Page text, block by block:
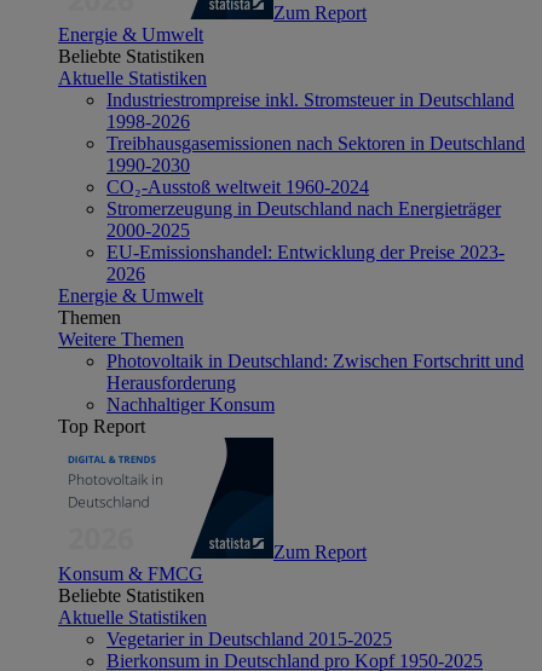
Zum Report
Energie & Umwelt
Beliebte Statistiken
Aktuelle Statistiken
Industriestrompreise inkl. Stromsteuer in Deutschland
1998-2026
Treibhausgasemissionen nach Sektoren in Deutschland
1990-2030
CO₂-Ausstoß weltweit 1960-2024
Stromerzeugung in Deutschland nach Energieträger
2000-2025
EU-Emissionshandel: Entwicklung der Preise 2023-
2026
Energie & Umwelt
Themen
Weitere Themen
Photovoltaik in Deutschland: Zwischen Fortschritt und
Herausforderung
Nachhaltiger Konsum
Top Report
Zum Report
Konsum & FMCG
Beliebte Statistiken
Aktuelle Statistiken
Vegetarier in Deutschland 2015-2025
Bierkonsum in Deutschland pro Kopf 1950-2025